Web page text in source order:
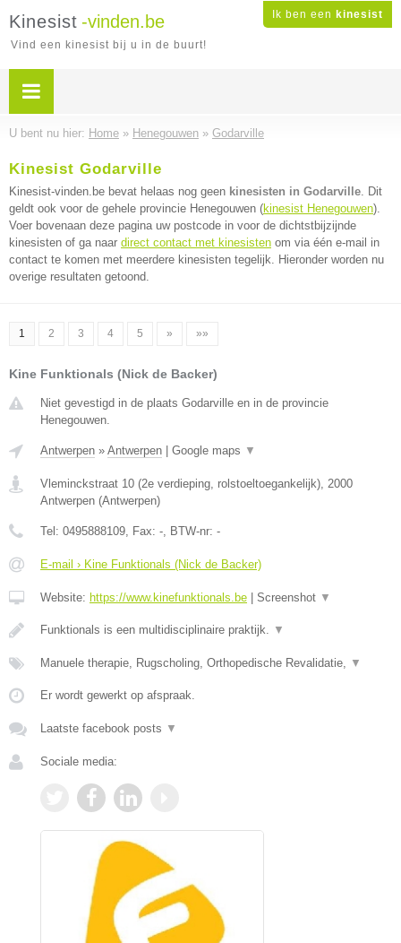
Ik ben een kinesist
Kinesist -vinden.be
Vind een kinesist bij u in de buurt!
U bent nu hier: Home » Henegouwen » Godarville
Kinesist Godarville
Kinesist-vinden.be bevat helaas nog geen kinesisten in Godarville. Dit
geldt ook voor de gehele provincie Henegouwen (kinesist Henegouwen).
Voer bovenaan deze pagina uw postcode in voor de dichtstbijzijnde
kinesisten of ga naar direct contact met kinesisten om via één e-mail in
contact te komen met meerdere kinesisten tegelijk. Hieronder worden nu
overige resultaten getoond.
1 2 3 4 5 » »»
Kine Funktionals (Nick de Backer)
Niet gevestigd in de plaats Godarville en in de provincie
Henegouwen.
Antwerpen » Antwerpen Google maps ▼
Vleminckstraat 10 (2e verdieping, rolstoeltoegankelijk), 2000
Antwerpen (Antwerpen)
Tel: 0495888109, Fax: -, BTW-nr: -
E-mail › Kine Funktionals (Nick de Backer)
Website: https://www.kinefunktionals.be Screenshot ▼
Funktionals is een multidisciplinaire praktijk. ▼
Manuele therapie, Rugscholing, Orthopedische Revalidatie, ▼
Er wordt gewerkt op afspraak.
Laatste facebook posts ▼
Sociale media: